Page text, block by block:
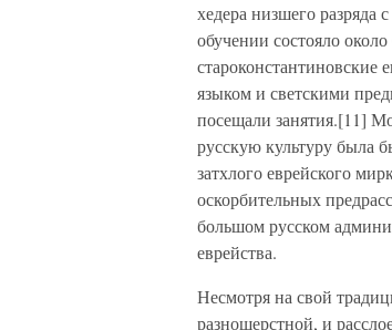
хедера низшего
обучении состояло
староконстантиновские
языком и светскими
посещали занятия.[11]
русскую культуру была
затхлого еврейского
оскорбительных
большом русском
еврейства.
Несмотря на свой
разношерстной, и